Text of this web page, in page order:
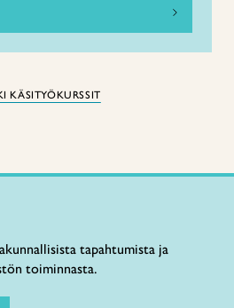
KÄSITYÖKURSSIT
tapahtumista ja
toiminnasta.